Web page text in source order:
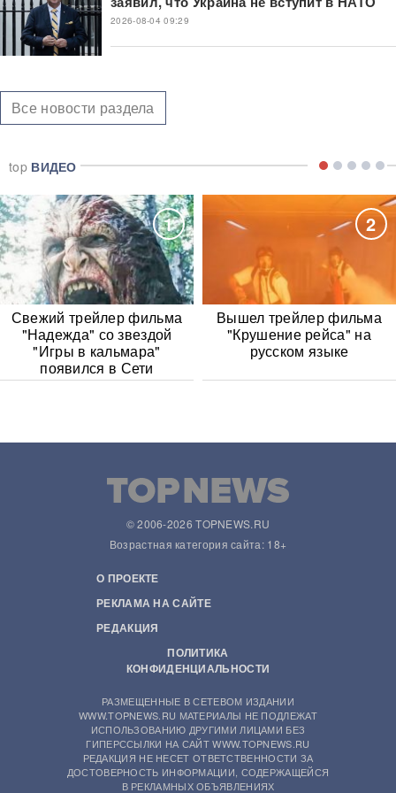
2026-08-04 09:29
Все новости раздела
top ВИДЕО
1
Свежий трейлер фильма
"Надежда" со звездой
"Игры в кальмара"
появился в Сети
2
Вышел трейлер фильма
"Крушение рейса" на
русском языке
© 2006-2026 TOPNEWS.RU
Возрастная категория сайта: 18+
О ПРОЕКТЕ
РЕКЛАМА НА САЙТЕ
РЕДАКЦИЯ
ПОЛИТИКА
КОНФИДЕНЦИАЛЬНОСТИ
РАЗМЕЩЕННЫЕ В СЕТЕВОМ ИЗДАНИИ
WWW.TOPNEWS.RU МАТЕРИАЛЫ НЕ ПОДЛЕЖАТ
ИСПОЛЬЗОВАНИЮ ДРУГИМИ ЛИЦАМИ БЕЗ
ГИПЕРССЫЛКИ НА САЙТ WWW.TOPNEWS.RU
РЕДАКЦИЯ НЕ НЕСЕТ ОТВЕТСТВЕННОСТИ ЗА
ДОСТОВЕРНОСТЬ ИНФОРМАЦИИ, СОДЕРЖАЩЕЙСЯ
В РЕКЛАМНЫХ ОБЪЯВЛЕНИЯХ